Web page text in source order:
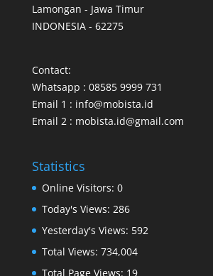
Lamongan - Jawa Timur
INDONESIA - 62275
Contact:
Whatsapp : 08585 9999 731
Email 1 : info@mobista.id
Email 2 : mobista.id@gmail.com
Statistics
Online Visitors: 0
Today's Views: 286
Yesterday's Views: 592
Total Views: 734,004
Total Page Views: 19